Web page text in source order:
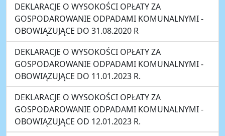
DEKLARACJE O WYSOKOŚCI OPŁATY ZA
GOSPODAROWANIE ODPADAMI KOMUNALNYMI -
OBOWIĄZUJĄCE DO 31.08.2020 R
DEKLARACJE O WYSOKOŚCI OPŁATY ZA
GOSPODAROWANIE ODPADAMI KOMUNALNYMI -
OBOWIĄZUJĄCE DO 11.01.2023 R.
DEKLARACJE O WYSOKOŚCI OPŁATY ZA
GOSPODAROWANIE ODPADAMI KOMUNALNYMI -
OBOWIĄZUJĄCE OD 12.01.2023 R.